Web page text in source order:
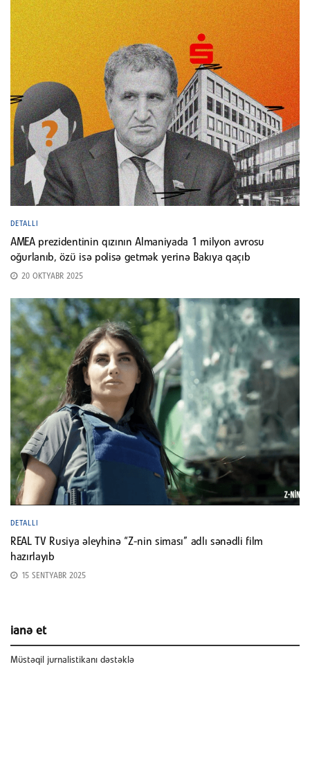
DETALLI
AMEA prezidentinin qızının Almaniyada 1 milyon avrosu
oğurlanıb, özü isə polisə getmək yerinə Bakıya qaçıb
20 OKTYABR 2025
DETALLI
REAL TV Rusiya əleyhinə “Z-nin siması” adlı sənədli film
hazırlayıb
15 SENTYABR 2025
ianə et
Müstəqil jurnalistikanı dəstəklə